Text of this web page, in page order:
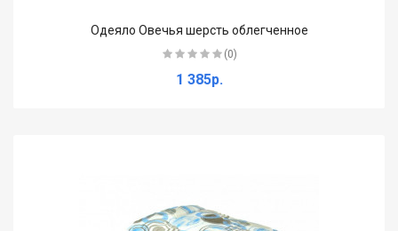
Одеяло Овечья шерсть облегченное
(0)
1 385р.